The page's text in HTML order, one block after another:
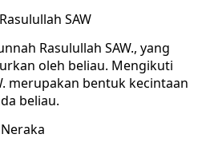
SAW
Rasulullah SAW., yang
oleh beliau. Mengikuti
merupakan bentuk kecintaan
beliau.